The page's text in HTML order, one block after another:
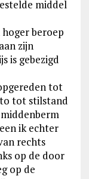
middel
beroep
zijn
is gebezigd
tot
tot stilstand
ik echter
rechts
op de door
op de